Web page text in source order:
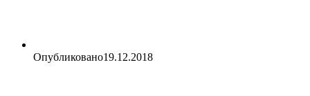
Опубликовано19.12.2018